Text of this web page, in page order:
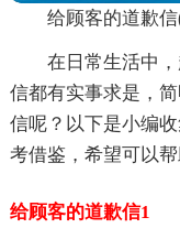
给顾客的道歉
在日常生活中
信都有实事求是，
信呢？以下是小编
考借鉴，希望可以帮
给顾客的道歉信1